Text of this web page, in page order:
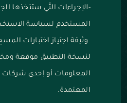
-الإجراءات التّي ستتخذها
المستخدم لسياسة
وثيقة اجتياز اختبارات
لنسخة التطبيق موقعة
المعلومات أو إحدى شركات
المعتمدة.